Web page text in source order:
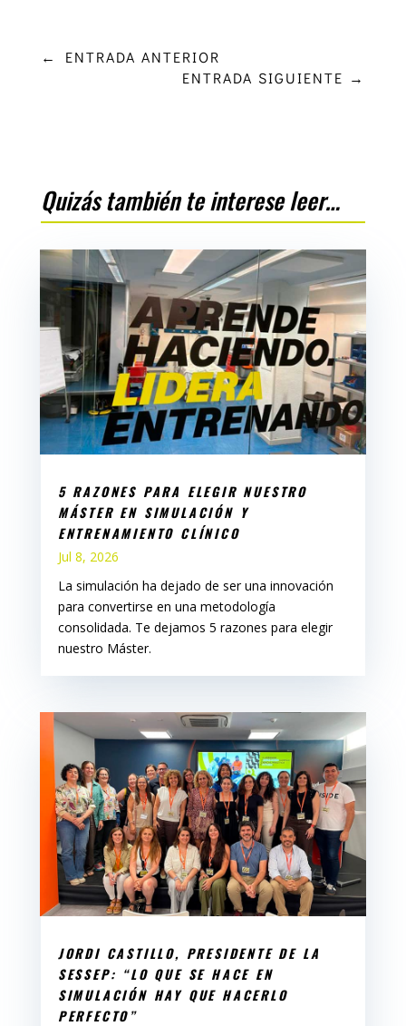
← ENTRADA ANTERIOR
ENTRADA SIGUIENTE →
Quizás también te interese leer…
5 RAZONES PARA ELEGIR NUESTRO
MÁSTER EN SIMULACIÓN Y
ENTRENAMIENTO CLÍNICO
Jul 8, 2026
La simulación ha dejado de ser una innovación
para convertirse en una metodología
consolidada. Te dejamos 5 razones para elegir
nuestro Máster.
JORDI CASTILLO, PRESIDENTE DE LA
SESSEP: “LO QUE SE HACE EN
SIMULACIÓN HAY QUE HACERLO
PERFECTO”